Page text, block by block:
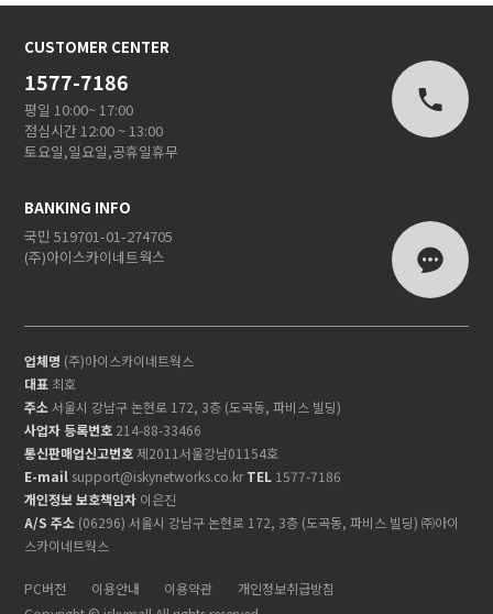
CUSTOMER CENTER
1577-7186
평일 10:00~ 17:00
점심시간 12:00 ~ 13:00
토요일,일요일,공휴일휴무
BANKING INFO
국민 519701-01-274705
(주)아이스카이네트웍스
업체명 (주)아이스카이네트웍스
대표 최호
주소서울시 강남구 논현로 172, 3층 (도곡동, 파비스 빌딩)
사업자 등록번호 214-88-33466
통신판매업신고번호 제2011서울강남01154호
E-mail support@iskynetworks.co.krTEL 1577-7186
개인정보 보호책임자 이은진
A/S 주소 (06296) 서울시 강남구 논현로 172, 3층 (도곡동, 파비스 빌딩) ㈜아이
스카이네트웍스
PC버전 이용안내 이용약관
개인정보취급방침